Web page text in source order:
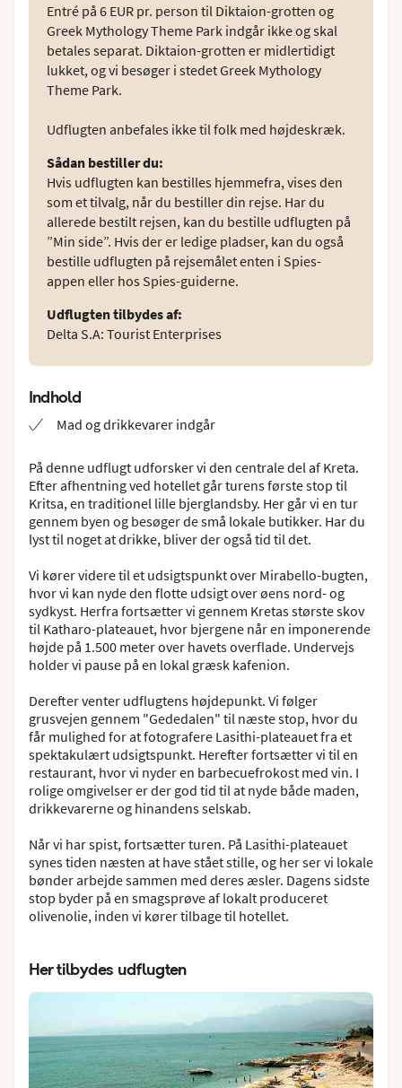
Entré på 6 EUR pr. person til Diktaion-grotten og
Greek Mythology Theme Park indgår ikke og skal
betales separat. Diktaion-grotten er midlertidigt
lukket, og vi besøger i stedet Greek Mythology
Theme Park.
Udflugten anbefales ikke til folk med højdeskræk.
Sådan bestiller du:
Hvis udflugten kan bestilles hjemmefra, vises den
som et tilvalg, når du bestiller din rejse. Har du
allerede bestilt rejsen, kan du bestille udflugten på
”Min side”. Hvis der er ledige pladser, kan du også
bestille udflugten på rejsemålet enten i Spies-
appen eller hos Spies-guiderne.
Udflugten tilbydes af:
Delta S.A: Tourist Enterprises
På denne udflugt udforsker vi den centrale del af Kreta.
Efter afhentning ved hotellet går turens første stop til
Kritsa, en traditionel lille bjerglandsby. Her går vi en tur
gennem byen og besøger de små lokale butikker. Har du
lyst til noget at drikke, bliver der også tid til det.
Vi kører videre til et udsigtspunkt over Mirabello-bugten,
hvor vi kan nyde den flotte udsigt over øens nord- og
sydkyst. Herfra fortsætter vi gennem Kretas største skov
til Katharo-plateauet, hvor bjergene når en imponerende
højde på 1.500 meter over havets overflade. Undervejs
holder vi pause på en lokal græsk kafenion.
Derefter venter udflugtens højdepunkt. Vi følger
grusvejen gennem "Gededalen" til næste stop, hvor du
får mulighed for at fotografere Lasithi-plateauet fra et
spektakulært udsigtspunkt. Herefter fortsætter vi til en
restaurant, hvor vi nyder en barbecuefrokost med vin. I
rolige omgivelser er der god tid til at nyde både maden,
drikkevarerne og hinandens selskab.
Når vi har spist, fortsætter turen. På Lasithi-plateauet
synes tiden næsten at have stået stille, og her ser vi lokale
bønder arbejde sammen med deres æsler. Dagens sidste
stop byder på en smagsprøve af lokalt produceret
olivenolie, inden vi kører tilbage til hotellet.
Indhold
Mad og drikkevarer indgår
Her tilbydes udflugten